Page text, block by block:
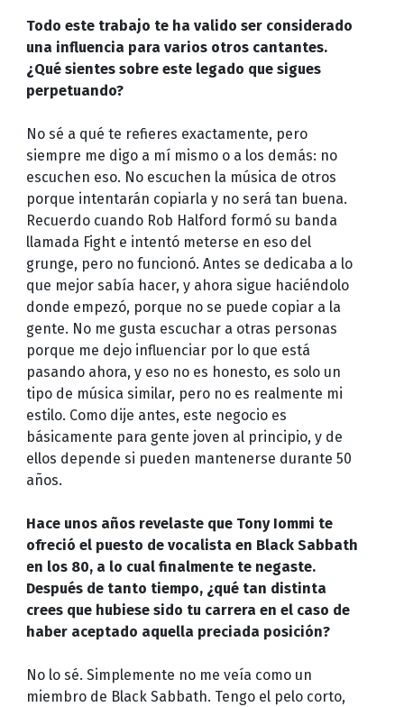
Todo este trabajo te ha valido ser considerado
una influencia para varios otros cantantes.
¿Qué sientes sobre este legado que sigues
perpetuando?
No sé a qué te refieres exactamente, pero
siempre me digo a mí mismo o a los demás: no
escuchen eso. No escuchen la música de otros
porque intentarán copiarla y no será tan buena.
Recuerdo cuando Rob Halford formó su banda
llamada Fight e intentó meterse en eso del
grunge, pero no funcionó. Antes se dedicaba a lo
que mejor sabía hacer, y ahora sigue haciéndolo
donde empezó, porque no se puede copiar a la
gente. No me gusta escuchar a otras personas
porque me dejo influenciar por lo que está
pasando ahora, y eso no es honesto, es solo un
tipo de música similar, pero no es realmente mi
estilo. Como dije antes, este negocio es
básicamente para gente joven al principio, y de
ellos depende si pueden mantenerse durante 50
años.
Hace unos años revelaste que Tony Iommi te
ofreció el puesto de vocalista en Black Sabbath
en los 80, a lo cual finalmente te negaste.
Después de tanto tiempo, ¿qué tan distinta
crees que hubiese sido tu carrera en el caso de
haber aceptado aquella preciada posición?
No lo sé. Simplemente no me veía como un
miembro de Black Sabbath. Tengo el pelo corto,